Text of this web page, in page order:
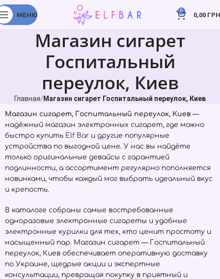
МЕНЮ
0
0,00
Магазин сигарет
Госпитальный
переулок, Киев
Главная Магазин сигарет Госпитальный переулок, Киев
Магазин сигарет, Госпитальный переулок, Киев —
надёжный магазин электронных сигарет, где можно
быстро купить Elf Bar и другие популярные
устройства по выгодной цене. У нас вы найдёте
только оригинальные девайсы с гарантией
подлинности, а ассортимент регулярно пополняется
новинками, чтобы каждый мог выбрать идеальный вкус
и крепость.
В каталоге собраны самые востребованные
одноразовые электронные сигареты и удобные
электронные курилки для тех, кто ценит простоту и
насыщенный пар. Магазин сигарет — Госпитальный
переулок, Киев обеспечивает оперативную доставку
по Украине, щедрые акции и экспертные
консультации, превращая покупку в приятный и